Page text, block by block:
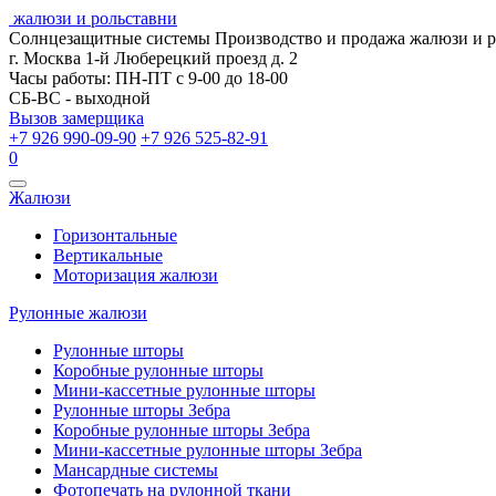
жалюзи и рольставни
Солнцезащитные системы Производство и продажа жалюзи и
г. Москва 1-й Люберецкий проезд д. 2
Часы работы: ПН-ПТ с 9-00 до 18-00
СБ-ВС - выходной
Вызов замерщика
+7 926 990-09-90 +7 926 525-82-91
0
Открыть
навигацию
Жалюзи
Горизонтальные
Вертикальные
Моторизация жалюзи
Рулонные жалюзи
Рулонные шторы
Коробные рулонные шторы
Мини-кассетные рулонные шторы
Рулонные шторы Зебра
Коробные рулонные шторы Зебра
Мини-кассетные рулонные шторы Зебра
Мансардные системы
Фотопечать на рулонной ткани